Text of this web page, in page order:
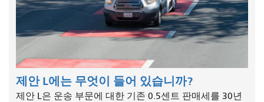
제안 L에는 무엇이 들어 있습니까?
제안 L은 운송 부문에 대한 기존 0.5센트 판매세를 30년